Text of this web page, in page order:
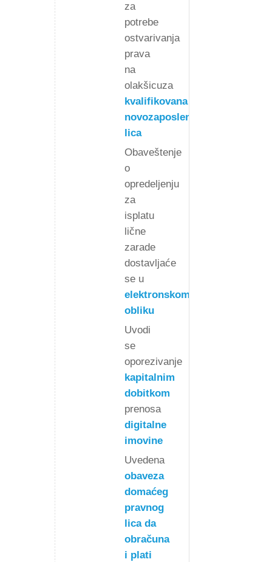
za
potrebe
ostvarivanja
prava
na
olakšicuza
kvalifikovana
novozaposlena
lica
Obaveštenje
o
opredeljenju
za
isplatu
lične
zarade
dostavljaće
se u
elektronskom
obliku
Uvodi
se
oporezivanje
kapitalnim
dobitkom
prenosa
digitalne
imovine
Uvedena
obaveza
domaćeg
pravnog
lica da
obračuna
i plati